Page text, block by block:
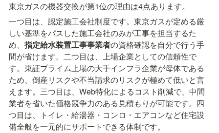
東京ガスの機器交換が第1位の理由は4点あります。
一つ目は、認定施工会社制度です。東京ガスが定める厳
しい基準をパスした施工会社のみが工事を担当するた
め、 指定給水装置工事事業者の資格確認を自分で行う手
間が省けます。二つ目は、上場企業としての信頼性で
す。東証プライム上場の大手インフラ企業が母体である
ため、倒産リスクや不当請求のリスクが極めて低いと言
えます。三つ目は、Web特化によるコスト削減で、中間
業者を省いた価格競争力のある見積もりが可能です。四
つ目は、トイレ・給湯器・コンロ・エアコンなど住宅設
備全般を一元的にサポートできる体制です。